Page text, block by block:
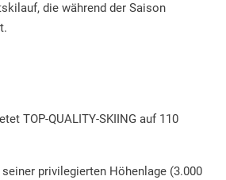
die während der Saison
TOP-QUALITY-SKIING auf 110
privilegierten Höhenlage (3.000